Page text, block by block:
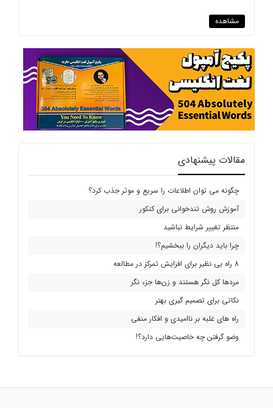
مشاهده
مقالات پیشنهادی
چگونه می توان اطلاعات را سریع و موثر جذب کرد؟
آموزش روش تندخوانی برای کنکور
منتظر تغییر شرایط نباشید
چرا باید دیگران را ببخشیم؟!
8 راه بی نظیر برای افزایش تمرکز در مطالعه
مردها کل نگر هستند و زن‌ها جزء نگر
نکاتی برای تصمیم گیری بهتر
راه های غلبه بر ناامیدی و افکار منفی
وضو گرفتن چه خاصیت‌هایی دارد؟!